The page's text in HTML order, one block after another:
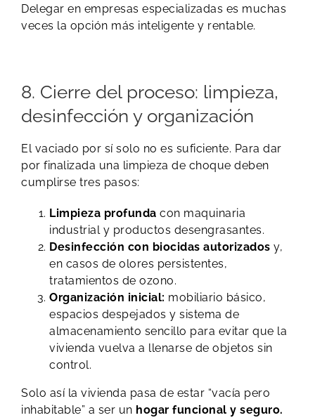
Delegar en empresas especializadas es muchas
veces la opción más inteligente y rentable.
8. Cierre del proceso: limpieza,
desinfección y organización
El vaciado por sí solo no es suficiente. Para dar
por finalizada una limpieza de choque deben
cumplirse tres pasos:
Limpieza profunda con maquinaria
industrial y productos desengrasantes.
Desinfección con biocidas autorizados y,
en casos de olores persistentes,
tratamientos de ozono.
Organización inicial: mobiliario básico,
espacios despejados y sistema de
almacenamiento sencillo para evitar que la
vivienda vuelva a llenarse de objetos sin
control.
Solo así la vivienda pasa de estar “vacía pero
inhabitable” a ser un hogar funcional y seguro.